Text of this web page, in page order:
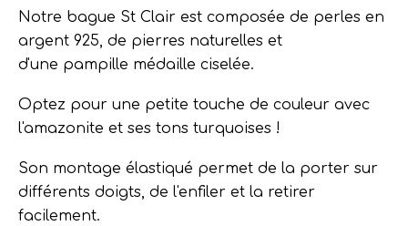
Notre bague St Clair est composée de perles en
argent 925, de pierres naturelles et
d'une pampille médaille ciselée.
Optez pour une petite touche de couleur avec
l'amazonite et ses tons turquoises !
Son montage élastiqué permet de la porter sur
différents doigts, de l'enfiler et la retirer
facilement.